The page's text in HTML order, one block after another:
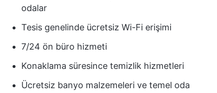
odalar
Tesis genelinde ücretsiz Wi-Fi erişimi
7/24 ön büro hizmeti
Konaklama süresince temizlik hizmetleri
Ücretsiz banyo malzemeleri ve temel oda